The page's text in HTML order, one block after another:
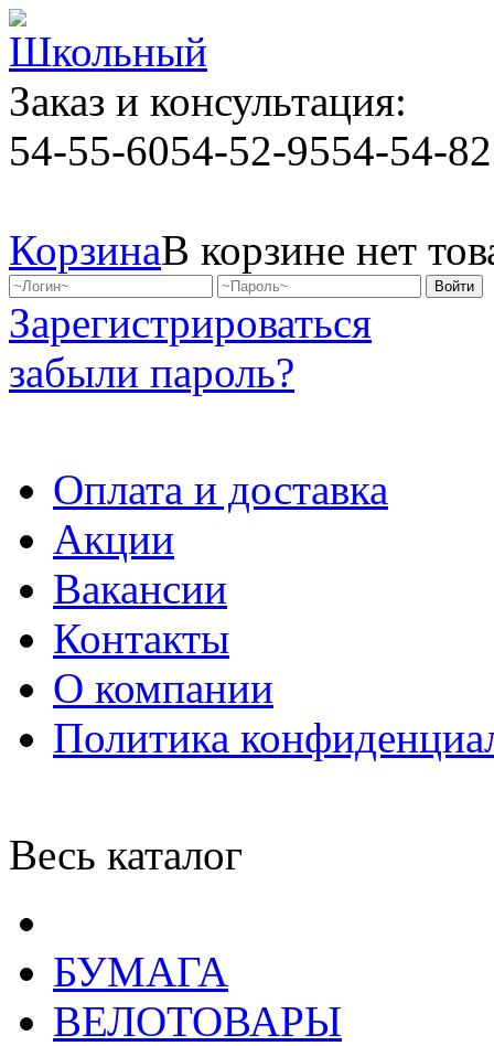
Заказ и консультация:
54-55-6054-52-9554-54-82
КорзинаВ корзине нет
Зарегистрироваться
забыли пароль?
Оплата и доставка
Акции
Вакансии
Контакты
О компании
Политика
Весь каталог
БУМАГА
ВЕЛОТОВАРЫ